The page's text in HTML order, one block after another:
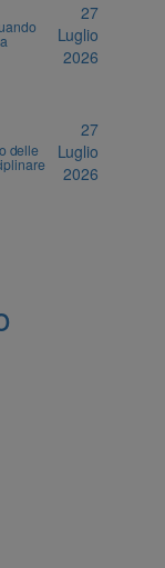
27
Luglio
2026
delle
27
Luglio
2026